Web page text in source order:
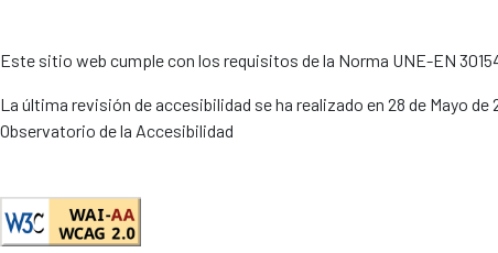
Este sitio web cumple con los requisitos de la Norma UNE-EN
La última revisión de accesibilidad se ha realizado en 28 de Mayo
Observatorio de la Accesibilidad